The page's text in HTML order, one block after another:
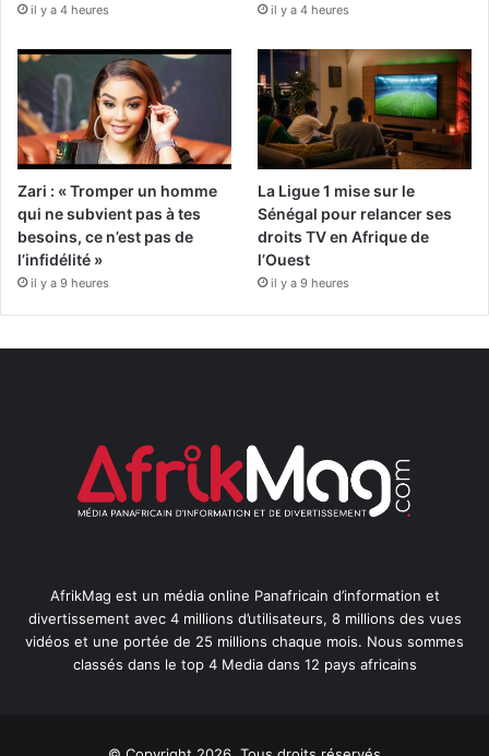
il y a 4 heures il y a 4 heures
Zari : « Tromper un homme
qui ne subvient pas à tes
besoins, ce n’est pas de
l’infidélité »
il y a 9 heures
La Ligue 1 mise sur le
Sénégal pour relancer ses
droits TV en Afrique de
l’Ouest
il y a 9 heures
AfrikMag est un média online Panafricain d’information et
divertissement avec 4 millions d’utilisateurs, 8 millions des vues
vidéos et une portée de 25 millions chaque mois. Nous sommes
classés dans le top 4 Media dans 12 pays africains